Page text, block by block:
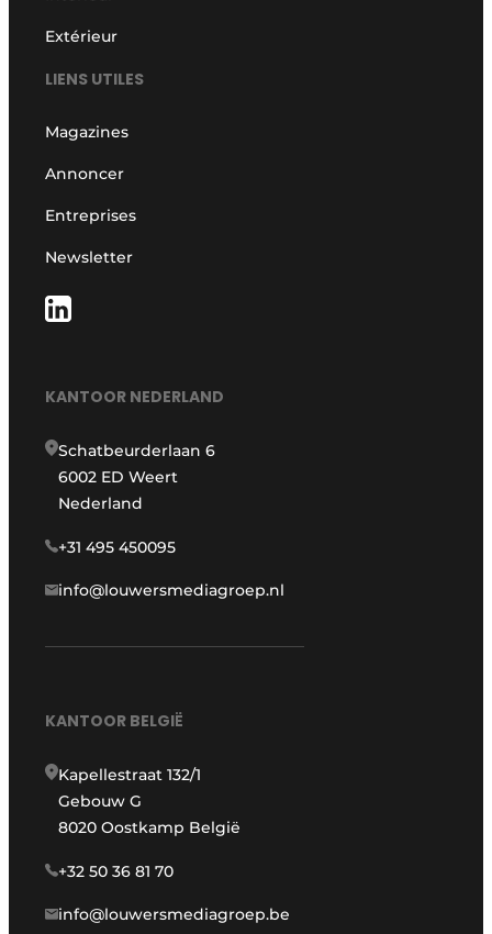
Extérieur
LIENS UTILES
Magazines
Annoncer
Entreprises
Newsletter
KANTOOR NEDERLAND
Schatbeurderlaan 6
6002 ED Weert
Nederland
+31 495 450095
info@louwersmediagroep.nl
KANTOOR BELGIË
Kapellestraat 132/1
Gebouw G
8020 Oostkamp België
+32 50 36 81 70
info@louwersmediagroep.be